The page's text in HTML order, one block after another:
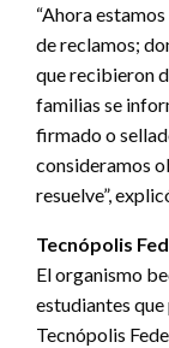
“Ahora
de reclamos;
que recibieron
familias se
firmado o
consideramos
resuelve”,
Tecnópolis
El organismo
estudiantes
Tecnópolis